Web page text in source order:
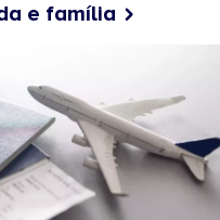
e família